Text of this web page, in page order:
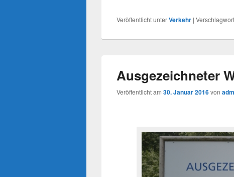
Veröffentlicht unterVerkehr |
Ausgezeichneter
Veröffentlicht am 30. Januar 2016von